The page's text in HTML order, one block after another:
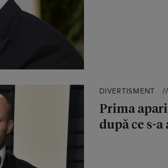
DIVERTISMENT
Prima
după ce s-